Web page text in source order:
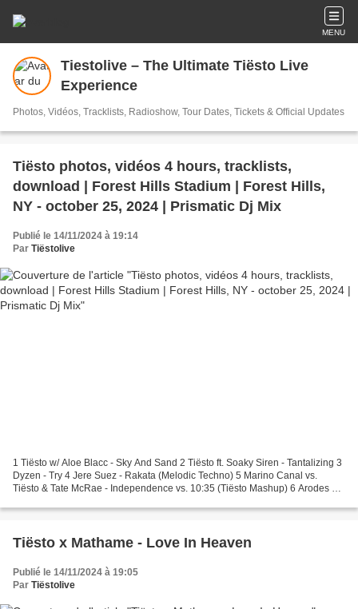
MENU
Tiestolive – The Ultimate Tiësto Live
Experience
Photos, Vidéos, Tracklists, Radioshow, Tour Dates, Tickets & Official Updates
Tiësto photos, vidéos 4 hours, tracklists,
download | Forest Hills Stadium | Forest Hills,
NY - october 25, 2024 | Prismatic Dj Mix
Publié le 14/11/2024 à 19:14
Par Tiëstolive
1 Tiësto w/ Aloe Blacc - Sky And Sand 2 Tiësto ft. Soaky Siren - Tantalizing 3
Dyzen - Try 4 Jere Suez - Rakata (Melodic Techno) 5 Marino Canal vs.
Tiësto & Tate McRae - Independence vs. 10:35 (Tiësto Mashup) 6 Arodes &
Tiësto x Mathame - Love In Heaven
Publié le 14/11/2024 à 19:05
Par Tiëstolive